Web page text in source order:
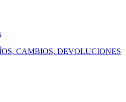
CAMBIOS, DEVOLUCIONES